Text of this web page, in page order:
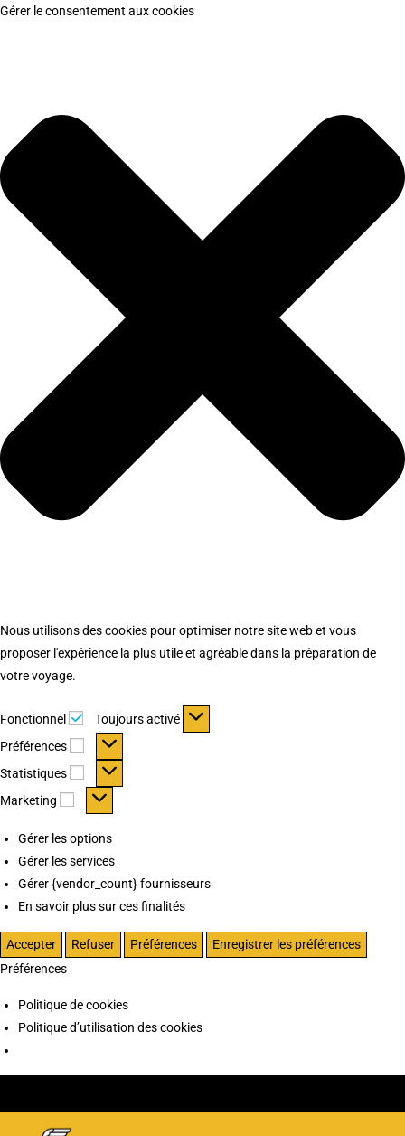
Gérer le consentement aux cookies
Nous utilisons des cookies pour optimiser notre site web et vous
proposer l'expérience la plus utile et agréable dans la préparation de
votre voyage.
Fonctionnel Fonctionnel
Toujours activé
Préférences
Préférences
Statistiques Statistiques
Marketing Marketing
Gérer les options
Gérer les services
Gérer {vendor_count} fournisseurs
En savoir plus sur ces finalités
Accepter Refuser Préférences
Enregistrer les préférences
Préférences
Politique de cookies
Politique d’utilisation des cookies